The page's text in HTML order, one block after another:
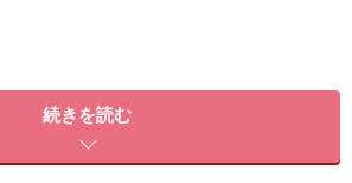
り感じやすくなっているのではない
吸が浅くなるので、自然とため息が
続きを読む